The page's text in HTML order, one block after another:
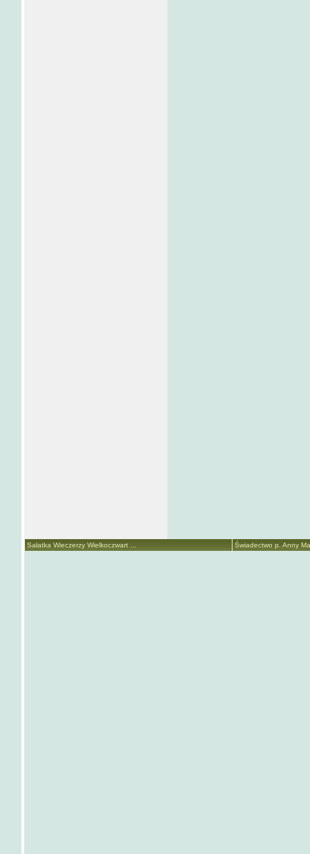
Sałatka Wieczerzy Wielkoczwart ... Świadectwo p. Anny